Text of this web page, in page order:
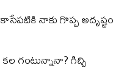
నాకు గొప్ప అదృష్టం
గంటున్నానా? గిచ్చి